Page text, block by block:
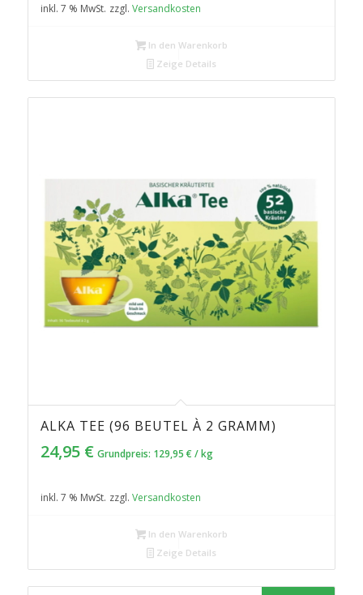
inkl. 7 % MwSt. zzgl. Versandkosten
In den Warenkorb
Zeige Details
ALKA TEE (96 BEUTEL À 2 GRAMM)
24,95 € Grundpreis: 129,95 € /kg
inkl. 7 % MwSt. zzgl. Versandkosten
In den Warenkorb
Zeige Details